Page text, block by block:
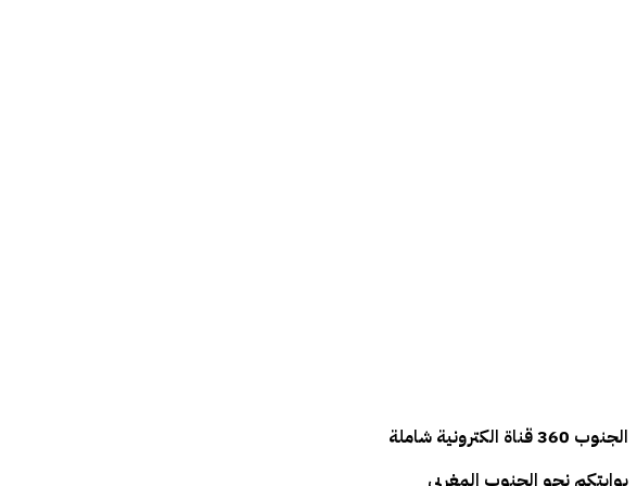
الجنوب 360قناة الكترونية شاملة
بوابتكم نحو الجنوب المغربي